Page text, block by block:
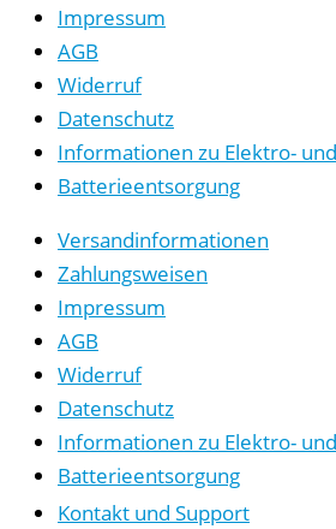
Impressum
AGB
Widerruf
Datenschutz
Informationen zu Elektro-
Batterieentsorgung
Versandinformationen
Zahlungsweisen
Impressum
AGB
Widerruf
Datenschutz
Informationen zu Elektro-
Batterieentsorgung
Kontakt und Support